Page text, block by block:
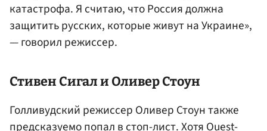
катастрофа. Я считаю, что Россия должна
защитить русских, которые живут на Украине»,
— говорил режиссер.
Стивен Сигали Оливер Стоун
Голливудский режиссер Оливер Стоун также
предсказуемо попал в стоп-лист. Хотя Ouest-